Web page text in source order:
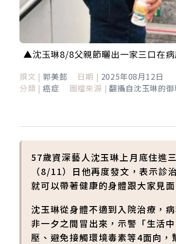
▲沈玉琳8/8父親節曬出一家三口在
撰文 | 郭美懿 日期 | 2025年08月12日
分類 | 癌症 圖檔來源 | 翻攝自沈玉琳的
57歲資深藝人沈玉琳上月底住進
（8/11）日他再度發文，表示診
就可以帶著健康的身體跟大家見面
沈玉琳從身體不適到入院治療，
非一夕之間冒出來，示警「生活
壓、避免接觸環境毒素等4面向，